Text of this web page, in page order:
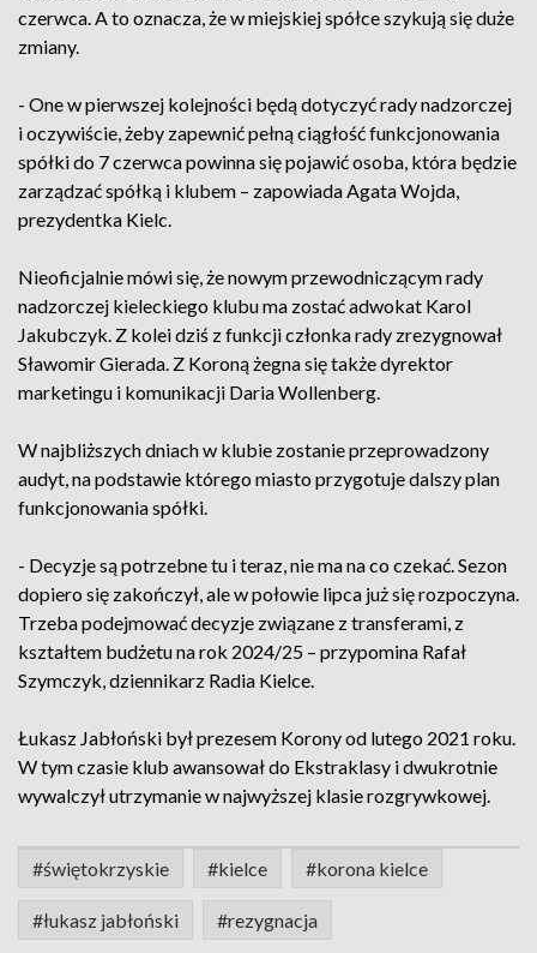
czerwca. A to oznacza, że w miejskiej spółce szykują się duże
zmiany.
- One w pierwszej kolejności będą dotyczyć rady nadzorczej
i oczywiście, żeby zapewnić pełną ciągłość funkcjonowania
spółki do 7 czerwca powinna się pojawić osoba, która będzie
zarządzać spółką i klubem – zapowiada Agata Wojda,
prezydentka Kielc.
Nieoficjalnie mówi się, że nowym przewodniczącym rady
nadzorczej kieleckiego klubu ma zostać adwokat Karol
Jakubczyk. Z kolei dziś z funkcji członka rady zrezygnował
Sławomir Gierada. Z Koroną żegna się także dyrektor
marketingu i komunikacji Daria Wollenberg.
W najbliższych dniach w klubie zostanie przeprowadzony
audyt, na podstawie którego miasto przygotuje dalszy plan
funkcjonowania spółki.
- Decyzje są potrzebne tu i teraz, nie ma na co czekać. Sezon
dopiero się zakończył, ale w połowie lipca już się rozpoczyna.
Trzeba podejmować decyzje związane z transferami, z
kształtem budżetu na rok 2024/25 – przypomina Rafał
Szymczyk, dziennikarz Radia Kielce.
Łukasz Jabłoński był prezesem Korony od lutego 2021 roku.
W tym czasie klub awansował do Ekstraklasy i dwukrotnie
wywalczył utrzymanie w najwyższej klasie rozgrywkowej.
#świętokrzyskie #kielce #korona kielce
#łukasz jabłoński #rezygnacja